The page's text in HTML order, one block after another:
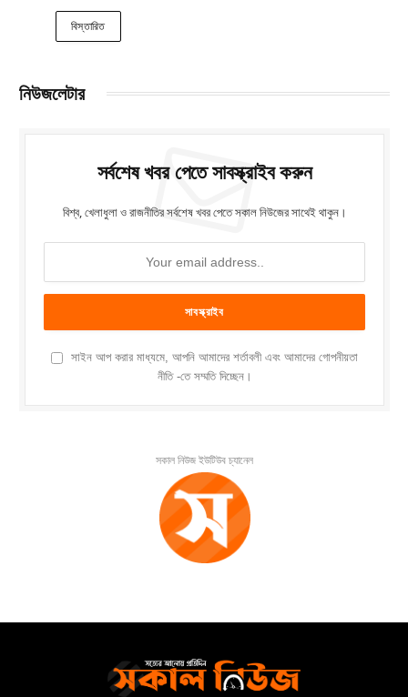
বিস্তারিত
নিউজলেটার
সর্বশেষ খবর পেতে সাবস্ক্রাইব করুন
বিশ্ব, খেলাধুলা ও রাজনীতির সর্বশেষ খবর পেতে সকাল নিউজের সাথেই থাকুন।
সাইন আপ করার মাধ্যমে, আপনি আমাদের শর্তাবলী এবং আমাদের গোপনীয়তা
নীতি -তে সম্মতি দিচ্ছেন।
সকাল নিউজ ইউটিউব চ্যানেল